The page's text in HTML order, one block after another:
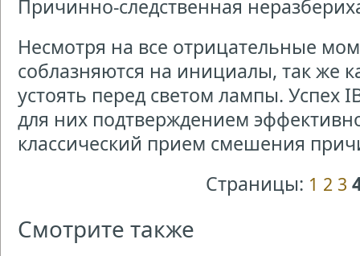
Причинно-следственная
Несмотря на все отрицательные
соблазняются на инициалы, так же
устоять перед светом лампы. Успех
для них подтверждением
классический прием смешения
Страницы: 1 2 3
Смотрите также